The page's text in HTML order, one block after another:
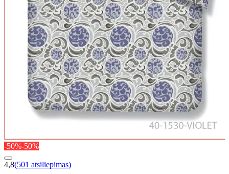
-50%-50%
4,8(501 atsiliepimas)